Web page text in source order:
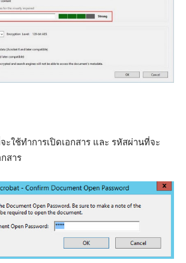
ใช้ทำการเปิดเอกสาร และ รหัสผ่านที่จะ
สาร